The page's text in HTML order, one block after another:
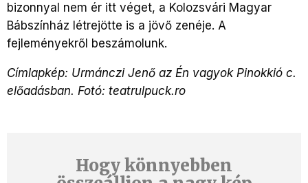
bizonnyal nem ér itt véget, a Kolozsvári Magyar
Bábszínház létrejötte is a jövő zenéje. A
fejleményekről beszámolunk.
Címlapkép: Urmánczi Jenő az Én vagyok Pinokkió c.
előadásban. Fotó: teatrulpuck.ro
Hogy könnyebben